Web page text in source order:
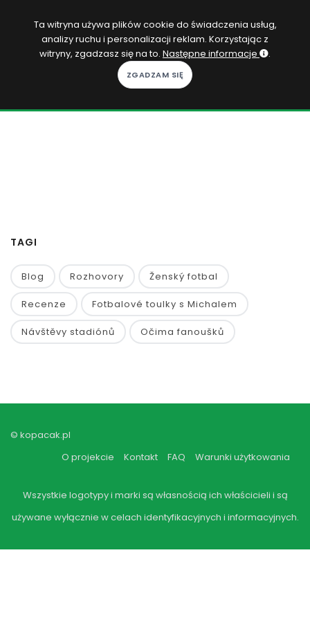
Zaloguj się
KOPACAK
DO DOMU
SUBSKRYPCJA
Ta witryna używa plików cookie do świadczenia usług,
analizy ruchu i personalizacji reklam. Korzystając z
witryny, zgadzasz się na to. Następne informacje .
TAGI
Blog Rozhovory Ženský fotbal
Recenze Fotbalové toulky s Michalem
Návštěvy stadiónů Očima fanoušků
© kopacak.pl
O projekcie
Kontakt FAQ Warunki użytkowania
Wszystkie logotypy i marki są własnością ich właścicieli i są
używane wyłącznie w celach identyfikacyjnych i informacyjnych.